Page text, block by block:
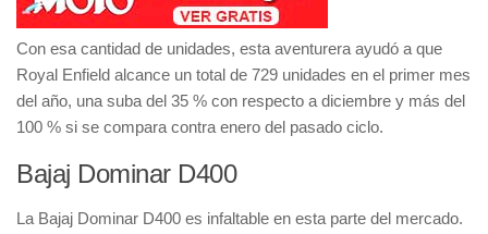
Con esa cantidad de unidades, esta aventurera ayudó a que
Royal Enfield alcance un total de 729 unidades en el primer mes
del año, una suba del 35 % con respecto a diciembre y más del
100 % si se compara contra enero del pasado ciclo.
Bajaj Dominar D400
La Bajaj Dominar D400 es infaltable en esta parte del mercado.